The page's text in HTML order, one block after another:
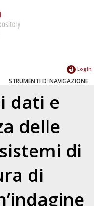
Login
STRUMENTI DI NAVIGAZIONE
dati e
delle
di
di